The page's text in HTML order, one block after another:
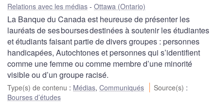
Relations avec les médias Ottawa (Ontario)
La Banque du Canada est heureuse de présenter les
lauréats de ses bourses destinées à soutenir les étudiantes
et étudiants faisant partie de divers groupes : personnes
handicapées, Autochtones et personnes qui s’identifient
comme une femme ou comme membre d’une minorité
visible ou d’un groupe racisé.
Type(s) de contenu : Médias, Communiqués Source(s) :
Bourses d’études